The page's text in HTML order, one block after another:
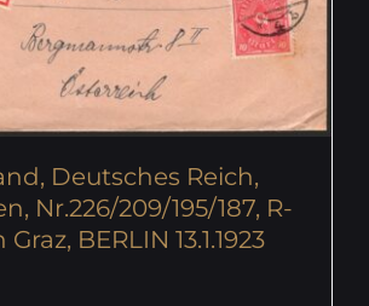
Deutsches Reich,
Nr.226/209/195/187, R-
BERLIN 13.1.1923